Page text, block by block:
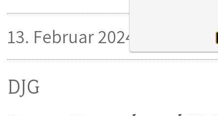
DJG
13. Februar 2024